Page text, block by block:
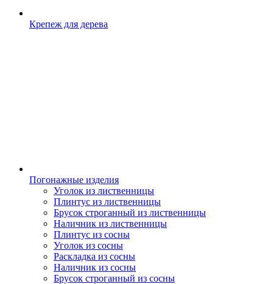
Крепеж для дерева
Погонажные изделия
Уголок из лиственницы
Плинтус из лиственницы
Брусок строганный из лиственницы
Наличник из лиственницы
Плинтус из сосны
Уголок из сосны
Раскладка из сосны
Наличник из сосны
Брусок строганный из сосны